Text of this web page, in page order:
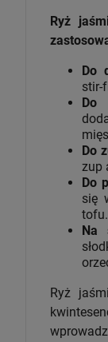
Ryż
Do
stir-
Do
Do
zup
Do
się
tofu.
Na
Ryż